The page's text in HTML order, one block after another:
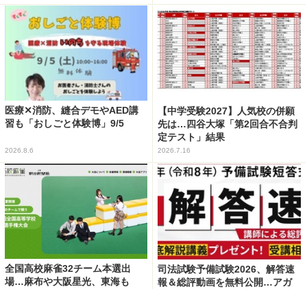
医療✕消防、縫合デモやAED講
習も「おしごと体験博」9/5
2026.8.6
【中学受験2027】人気校の併願
先は…四谷大塚「第2回合不合判
定テスト」結果
2026.7.16
全国高校麻雀32チーム本選出
場…麻布や大阪星光、東海も
司法試験予備試験2026、解答速
報＆総評動画を無料公開…アガ